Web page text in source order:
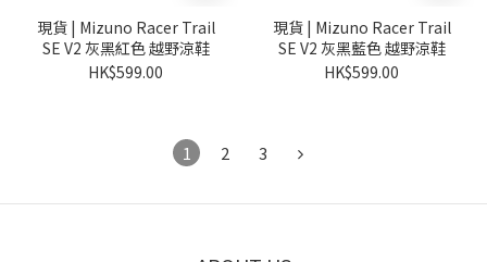
現貨 | Mizuno Racer Trail
SE V2 灰黑紅色 越野涼鞋
HK$599.00
現貨 | Mizuno Racer Trail
SE V2 灰黑藍色 越野涼鞋
HK$599.00
1 2 3